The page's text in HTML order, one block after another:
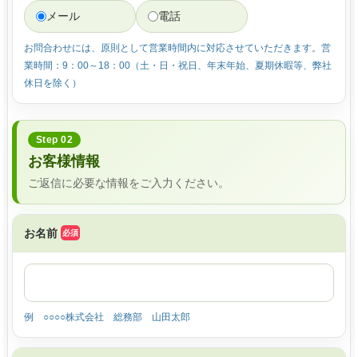
メール 電話
お問合わせには、原則として営業時間内に対応させていただきます。営
業時間：9：00～18：00（土・日・祝日、年末年始、夏期休暇等、弊社
休日を除く）
Step 02
お客様情報
ご返信に必要な情報をご入力ください。
お名前
例 ○○○○株式会社 総務部 山田太郎